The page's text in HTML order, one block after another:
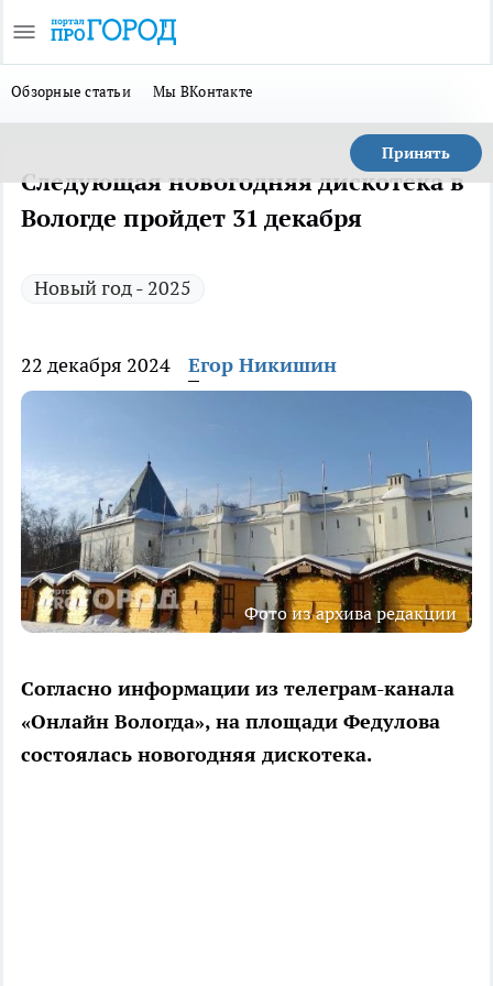
Обзорные статьи Мы ВКонтакте
Принять
Следующая новогодняя дискотека в
Вологде пройдет 31 декабря
Новый год - 2025
22 декабря 2024 Егор Никишин
Фото из архива редакции
Согласно информации из телеграм-канала
«Онлайн Вологда», на площади Федулова
состоялась новогодняя дискотека.